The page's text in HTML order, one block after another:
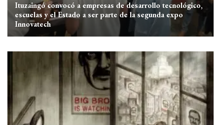
Ituzaingó convocó a empresas de desarrollo tecnológico,
escuelas y el Estado a ser parte de la segunda expo
Innovatech